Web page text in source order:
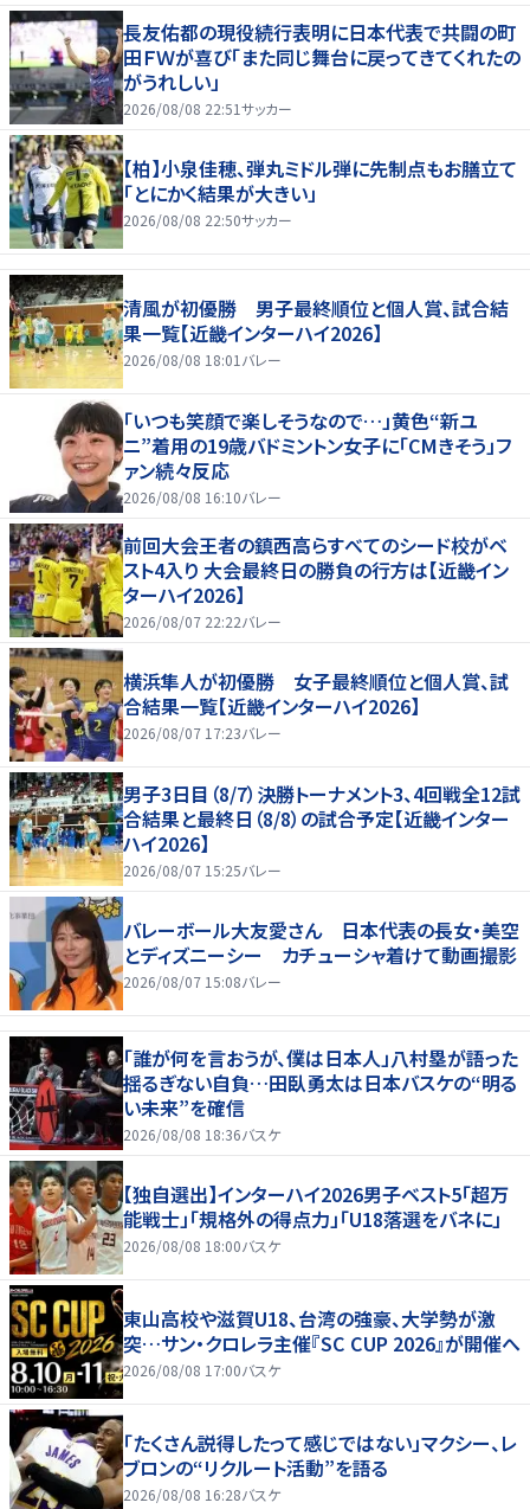
長友佑都の現役続行表明に日本代表で共闘の町
田ＦＷが喜び「また同じ舞台に戻ってきてくれたの
がうれしい」
2026/08/08 22:51サッカー
【柏】小泉佳穂、弾丸ミドル弾に先制点もお膳立て
「とにかく結果が大きい」
2026/08/08 22:50サッカー
清風が初優勝 男子最終順位と個人賞、試合結
果一覧【近畿インターハイ2026】
2026/08/08 18:01 バレー
「いつも笑顔で楽しそうなので…」黄色“新ユ
ニ”着用の19歳バドミントン女子に「CMきそう」フ
ァン続々反応
2026/08/08 16:10バレー
前回大会王者の鎮西高らすべてのシード校がベ
スト4入り 大会最終日の勝負の行方は【近畿イン
ターハイ2026】
2026/08/07 22:22バレー
横浜隼人が初優勝 女子最終順位と個人賞、試
合結果一覧【近畿インターハイ2026】
2026/08/07 17:23バレー
男子3日目（8/7）決勝トーナメント3、4回戦全12試
合結果と最終日（8/8）の試合予定【近畿インター
ハイ2026】
2026/08/07 15:25バレー
バレーボール大友愛さん 日本代表の長女・美空
とディズニーシー カチューシャ着けて動画撮影
2026/08/07 15:08バレー
「誰が何を言おうが、僕は日本人」八村塁が語った
揺るぎない自負…田臥勇太は日本バスケの“明る
い未来”を確信
2026/08/08 18:36バスケ
【独自選出】インターハイ2026男子ベスト5「超万
能戦士」「規格外の得点力」「U18落選をバネに」
2026/08/08 18:00バスケ
東山高校や滋賀U18、台湾の強豪、大学勢が激
突…サン・クロレラ主催『SC CUP 2026』が開催へ
2026/08/08 17:00バスケ
「たくさん説得したって感じではない」マクシー、レ
ブロンの“リクルート活動”を語る
2026/08/08 16:28バスケ